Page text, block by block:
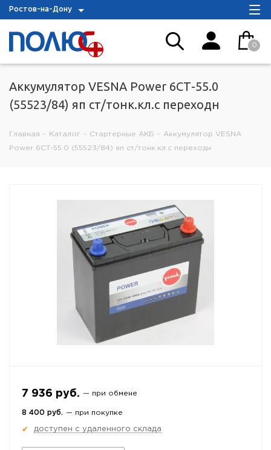
Ростов-на-Дону
0
Аккумулятор VESNA Power 6СТ-55.0
(55523/84) яп ст/тонк.кл.с переходн
Главная - Каталог - Стартерные АКБ - Аккумулятор VESNA
Power 6СТ-55.0 (55523/84) яп ст/тонк.кл.с переходн
7 936 руб. — при обмене
8 400 руб. — при покупке
✔ доступен с удаленного склада